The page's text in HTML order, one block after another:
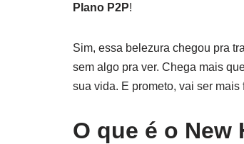
Plano P2P!
Sim, essa belezura chegou pra
sem algo pra ver. Chega mais
sua vida. E prometo, vai ser
O que é o New